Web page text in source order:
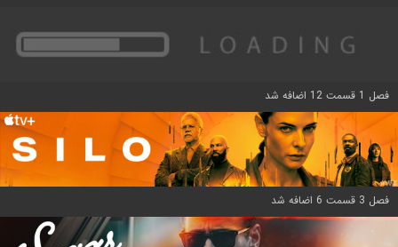
فصل 1 قسمت 12 اضافه شد
فصل 3 قسمت 6 اضافه شد